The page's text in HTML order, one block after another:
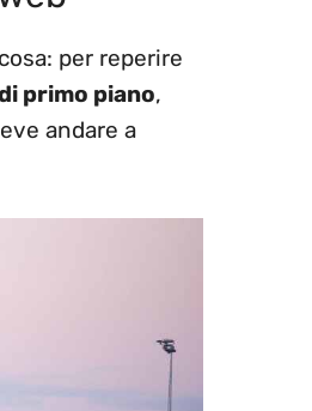
per reperire
primo piano,
andare a